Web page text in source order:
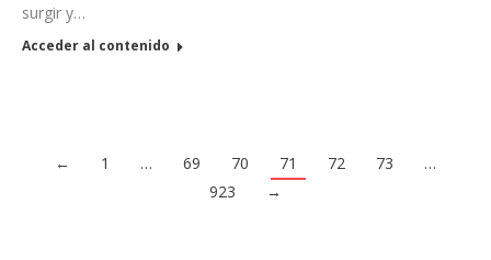
surgir y…
Acceder al contenido
← 1 … 69 70 71 72 73
…
923
→